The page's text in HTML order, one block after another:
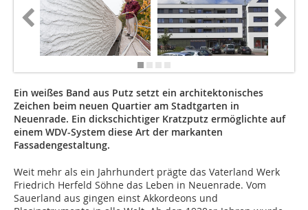
Ein weißes Band aus Putz setzt ein architektonisches
Zeichen beim neuen Quartier am Stadtgarten in
Neuenrade. Ein dickschichtiger Kratzputz ermöglichte auf
einem WDV-System diese Art der markanten
Fassadengestaltung.
Weit mehr als ein Jahrhundert prägte das Vaterland Werk
Friedrich Herfeld Söhne das Leben in Neuenrade. Vom
Sauerland aus gingen einst Akkordeons und